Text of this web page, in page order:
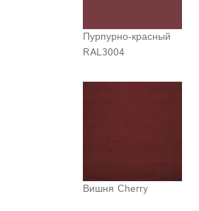
Пурпурно-красный
RAL3004
Вишня Cherry